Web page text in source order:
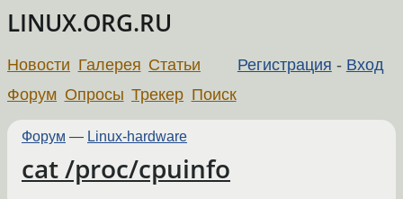
LINUX.ORG.RU
Регистрация - Вход
Новости Галерея Статьи
Форум Опросы Трекер Поиск
Форум — Linux-hardware
cat /proc/cpuinfo